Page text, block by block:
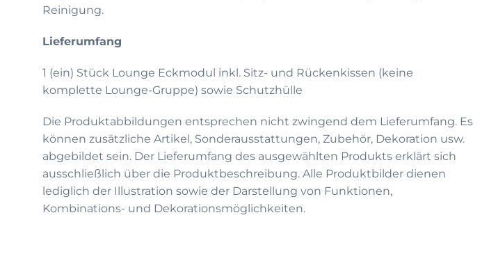
Reinigung.
Lieferumfang
1 (ein) Stück Lounge Eckmodul inkl. Sitz- und Rückenkissen (keine
komplette Lounge-Gruppe) sowie Schutzhülle
Die Produktabbildungen entsprechen nicht zwingend dem Lieferumfang. Es
können zusätzliche Artikel, Sonderausstattungen, Zubehör, Dekoration usw.
abgebildet sein. Der Lieferumfang des ausgewählten Produkts erklärt sich
ausschließlich über die Produktbeschreibung. Alle Produktbilder dienen
lediglich der Illustration sowie der Darstellung von Funktionen,
Kombinations- und Dekorationsmöglichkeiten.